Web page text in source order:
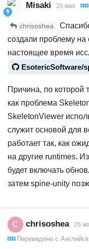
Misaki 25 мая
chrisoshea
создали проблему на
настоящее время
EsotericSoftware/
Причина, по которой
как проблема
SkeletonViewer
служит основой для
работает так, как
на другие runtimes.
будет включать
затем spine-unity
C chrisoshea 26
Переведено с